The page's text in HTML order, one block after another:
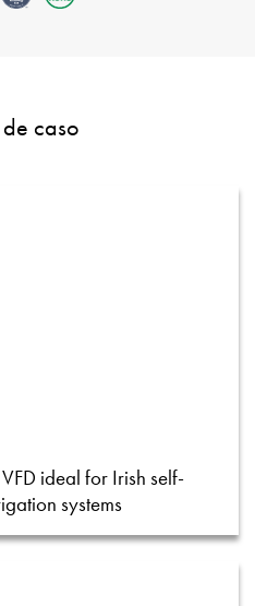
caso
ideal for Irish self-
systems